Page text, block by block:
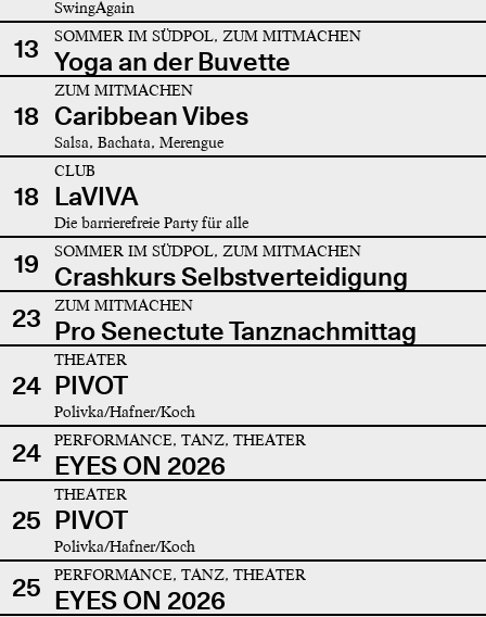
SwingAgain
13 SOMMER IM SÜDPOL, ZUM MITMACHEN
Yoga an der Buvette
18
ZUM MITMACHEN
Caribbean Vibes
Salsa, Bachata, Merengue
18
CLUB
LaVIVA
Die barrierefreie Party für alle
19 SOMMER IM SÜDPOL, ZUM MITMACHEN
Crashkurs Selbstverteidigung
23
ZUM MITMACHEN
Pro Senectute Tanznachmittag
24
THEATER
PIVOT
Polivka/Hafner/Koch
24 PERFORMANCE, TANZ, THEATER
EYES ON 2026
25
THEATER
PIVOT
Polivka/Hafner/Koch
25 PERFORMANCE, TANZ, THEATER
EYES ON 2026